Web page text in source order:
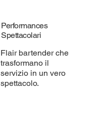
Performances
Spettacolari
Flair bartender che
trasformano il
servizio in un vero
spettacolo.